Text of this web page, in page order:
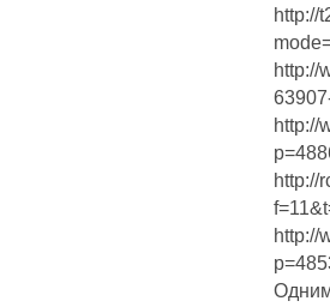
http://
http://
http://
http://
http://